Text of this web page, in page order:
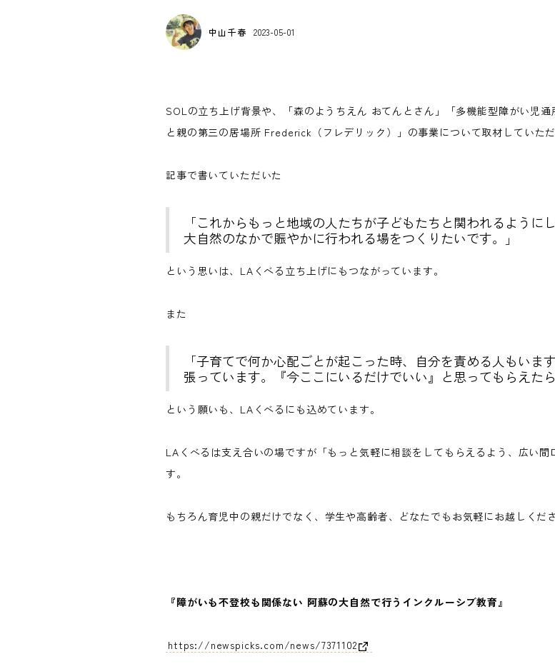
中山千春 2023-05-01
SOLの立ち上げ背景や、「森のようちえん おてんとさん」「多機能型障がい児
と親の第三の居場所 Frederick（フレデリック）」の事業について取材していただ
記事で書いていただいた
「これからもっと地域の人たちが子どもたちと関われるよう
大自然のなかで賑やかに行われる場をつくりたいです。」
という思いは、LAくべる立ち上げにもつながっています。
また
「子育てで何か心配ごとが起こった時、自分を責める人もい
張っています。『今ここにいるだけでいい』と思ってもらえた
という願いも、LAくべるにも込めています。
LAくべるは支え合いの場ですが「もっと気軽に相談をしてもらえるよう、広い
す。
もちろん育児中の親だけでなく、学生や高齢者、どなたでもお気軽にお越しくだ
『障がいも不登校も関係ない 阿蘇の大自然で行うインクルーシブ教育』
https://newspicks.com/news/7371102